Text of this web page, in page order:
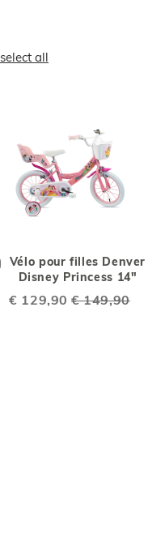
select all
Vélo pour filles Denver
Disney Princess 14"
Special
€ 129,90 € 149,90
Ajouter
chariot